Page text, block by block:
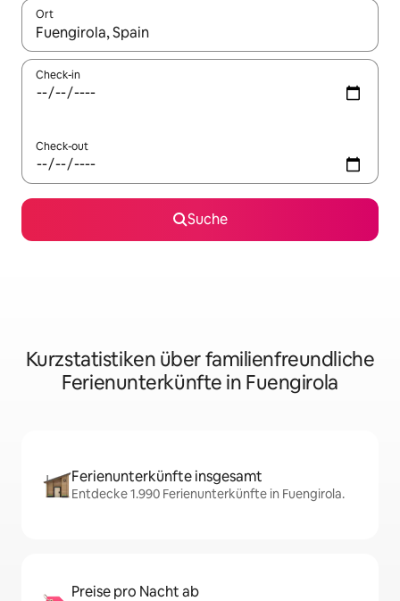
Ort
Wenn Ergebnisse verfügbar sind, navigiere mit den
Check-in
Check-out
Suche
Kurzstatistiken über familienfreundliche
Ferienunterkünfte in Fuengirola
Ferienunterkünfte insgesamt
Entdecke 1.990 Ferienunterkünfte in Fuengirola.
Preise pro Nacht ab